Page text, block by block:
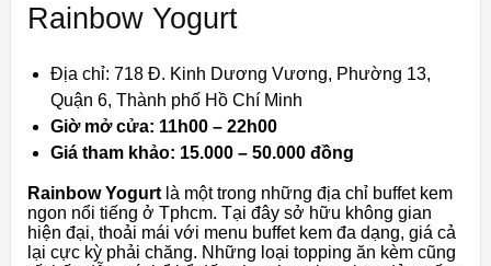
Rainbow Yogurt
Địa chỉ: 718 Đ. Kinh Dương Vương, Phường 13,
Quận 6, Thành phố Hồ Chí Minh
Giờ mở cửa: 11h00 – 22h00
Giá tham khảo: 15.000 – 50.000 đồng
Rainbow Yogurt là một trong những địa chỉ buffet kem
ngon nổi tiếng ở Tphcm. Tại đây sở hữu không gian
hiện đại, thoải mái với menu buffet kem đa dạng, giá cả
lại cực kỳ phải chăng. Những loại topping ăn kèm cũng